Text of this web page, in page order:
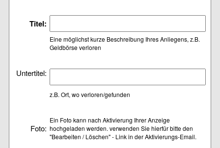
Titel:
Eine möglichst kurze Beschreibung Ihres Anliegens, z.B.
Geldbörse verloren
Untertitel:
z.B. Ort, wo verloren/gefunden
Foto:
Ein Foto kann nach Aktivierung Ihrer Anzeige
hochgeladen werden. verwenden Sie hierfür bitte den
"Bearbeiten / Löschen" - Link in der Aktivierungs-Email.